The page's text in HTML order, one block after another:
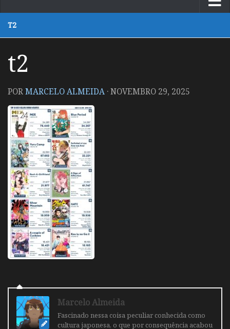
T2
t2
PORMARCELO ALMEIDA ·NOVEMBRO 29, 2025
Marcelo Almeida
Fascinado nessa coisa peculiar conhecida como
cultura japonesa, o que por consequência acabou